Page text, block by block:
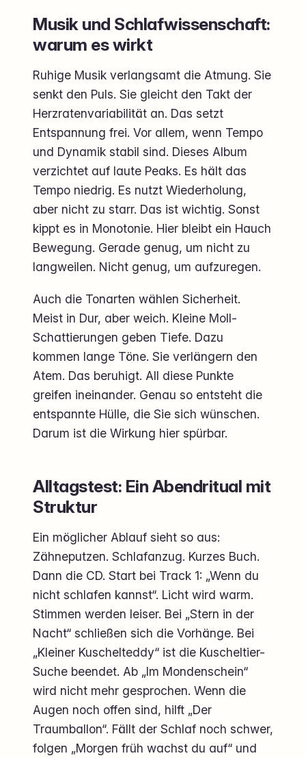
Musik und Schlafwissenschaft:
warum es wirkt
Ruhige Musik verlangsamt die Atmung. Sie
senkt den Puls. Sie gleicht den Takt der
Herzratenvariabilität an. Das setzt
Entspannung frei. Vor allem, wenn Tempo
und Dynamik stabil sind. Dieses Album
verzichtet auf laute Peaks. Es hält das
Tempo niedrig. Es nutzt Wiederholung,
aber nicht zu starr. Das ist wichtig. Sonst
kippt es in Monotonie. Hier bleibt ein Hauch
Bewegung. Gerade genug, um nicht zu
langweilen. Nicht genug, um aufzuregen.
Auch die Tonarten wählen Sicherheit.
Meist in Dur, aber weich. Kleine Moll-
Schattierungen geben Tiefe. Dazu
kommen lange Töne. Sie verlängern den
Atem. Das beruhigt. All diese Punkte
greifen ineinander. Genau so entsteht die
entspannte Hülle, die Sie sich wünschen.
Darum ist die Wirkung hier spürbar.
Alltagstest: Ein Abendritual mit
Struktur
Ein möglicher Ablauf sieht so aus:
Zähneputzen. Schlafanzug. Kurzes Buch.
Dann die CD. Start bei Track 1: „Wenn du
nicht schlafen kannst“. Licht wird warm.
Stimmen werden leiser. Bei „Stern in der
Nacht“ schließen sich die Vorhänge. Bei
„Kleiner Kuschelteddy“ ist die Kuscheltier-
Suche beendet. Ab „Im Mondenschein“
wird nicht mehr gesprochen. Wenn die
Augen noch offen sind, hilft „Der
Traumballon“. Fällt der Schlaf noch schwer,
folgen „Morgen früh wachst du auf“ und